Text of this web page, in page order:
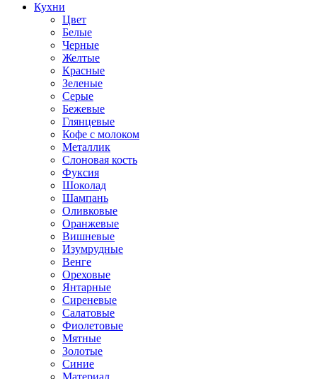
Кухни
Цвет
Белые
Черные
Желтые
Красные
Зеленые
Серые
Бежевые
Глянцевые
Кофе с молоком
Металлик
Слоновая кость
Фуксия
Шоколад
Шампань
Оливковые
Оранжевые
Вишневые
Изумрудные
Венге
Ореховые
Янтарные
Сиреневые
Салатовые
Фиолетовые
Мятные
Золотые
Синие
Материал